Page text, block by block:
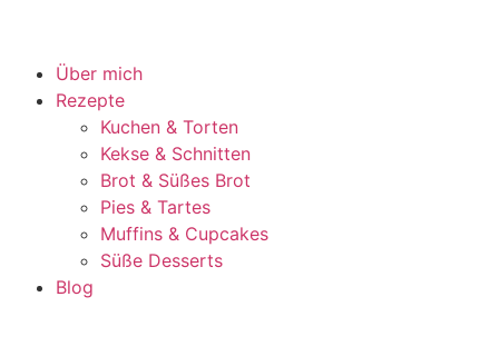
Über mich
Rezepte
Kuchen & Torten
Kekse & Schnitten
Brot & Süßes Brot
Pies & Tartes
Muffins & Cupcakes
Süße Desserts
Blog